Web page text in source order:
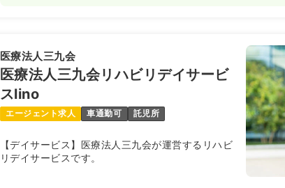
医療法人三九会
医療法人三九会リハビリデイサービ
スlino
エージェント求人 車通勤可 託児所
【デイサービス】医療法人三九会が運営するリハビ
リデイサービスです。